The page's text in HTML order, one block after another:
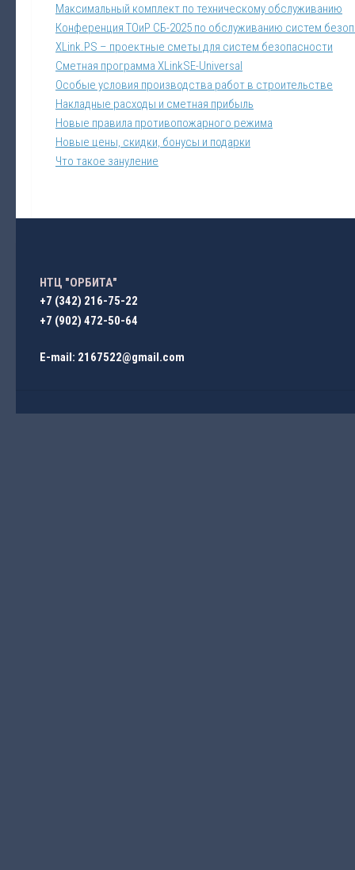
Максимальный комплект по техническому обслуживанию
Конференция ТОиР СБ-2025 по обслуживанию систем
XLink.PS – проектные сметы для систем безопасности
Сметная программа XLinkSE-Universal
Особые условия производства работ в строительстве
Накладные расходы и сметная прибыль
Новые правила противопожарного режима
Новые цены, скидки, бонусы и подарки
Что такое зануление
НТЦ "ОРБИТА"
+7 (342) 216-75-22
+7 (902) 472-50-64
E-mail: 2167522@gmail.com